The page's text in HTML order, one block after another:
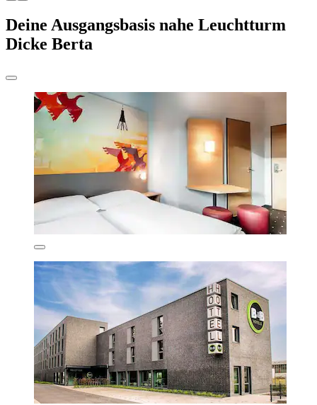
Deine Ausgangsbasis nahe Leuchtturm
Dicke Berta